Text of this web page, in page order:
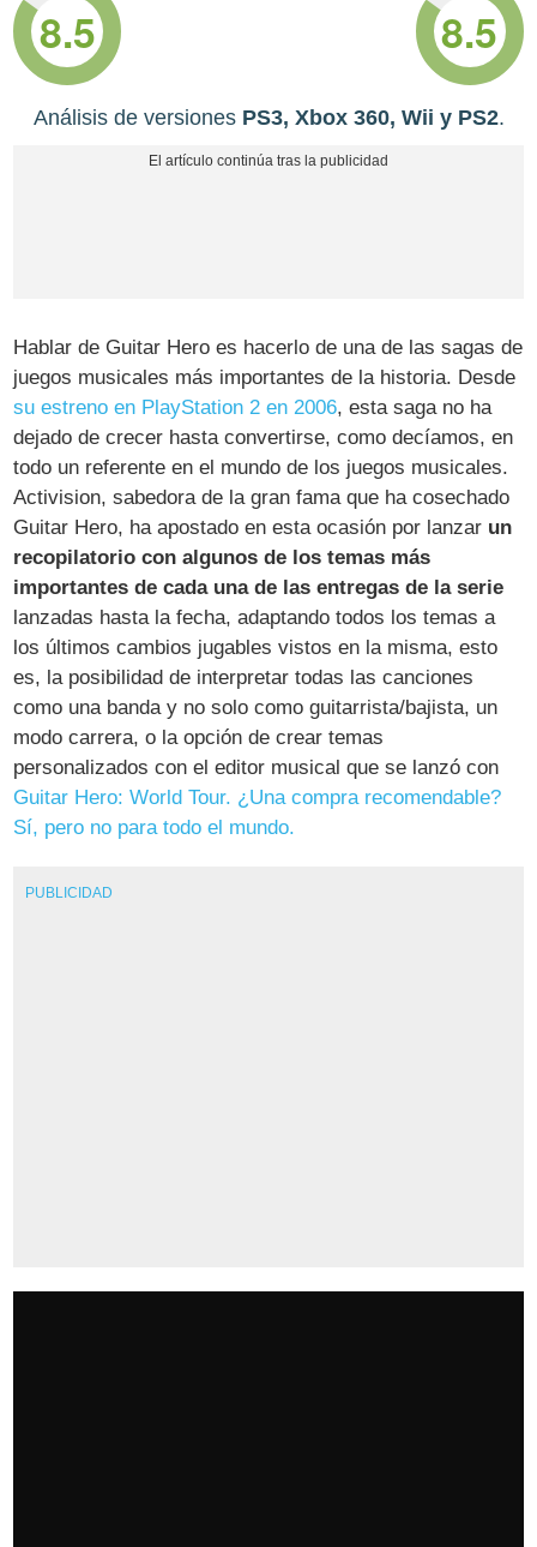
8.5 8.5
Análisis de versiones PS3, Xbox 360, Wii y PS2.
Hablar de Guitar Hero es hacerlo de una de las sagas de
juegos musicales más importantes de la historia. Desde
su estreno en PlayStation 2 en 2006, esta saga no ha
dejado de crecer hasta convertirse, como decíamos, en
todo un referente en el mundo de los juegos musicales.
Activision, sabedora de la gran fama que ha cosechado
Guitar Hero, ha apostado en esta ocasión por lanzar un
recopilatorio con algunos de los temas más
importantes de cada una de las entregas de la serie
lanzadas hasta la fecha, adaptando todos los temas a
los últimos cambios jugables vistos en la misma, esto
es, la posibilidad de interpretar todas las canciones
como una banda y no solo como guitarrista/bajista, un
modo carrera, o la opción de crear temas
personalizados con el editor musical que se lanzó con
Guitar Hero: World Tour. ¿Una compra recomendable?
Sí, pero no para todo el mundo.
PUBLICIDAD